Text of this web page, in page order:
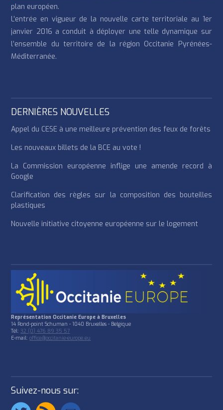
plan européen.
L’entrée en vigueur de la nouvelle carte territoriale au 1er
janvier 2016 a conduit à déployer une telle dynamique sur
l’ensemble du territoire de la région Occitanie Pyrénées-
Méditerranée.
DERNIÈRES NOUVELLES
Appel du CESE à une meilleure prévention des feux de forêts
Les nouveaux billets de la BCE au vote !
La Commission européenne inflige une amende record à
Google
Clarification des règles sur la composition des bouteilles
plastiques
Nouvelle initiative citoyenne européenne sur le logement
Représentation Occitanie Europe à Bruxelles
14 Rond-point Schuman - 1040 Bruxelles - Belgique
Tél:32 (0) 476 89 35 57
E-mail:office@occitanie-europe.eu
Suivez-nous sur: